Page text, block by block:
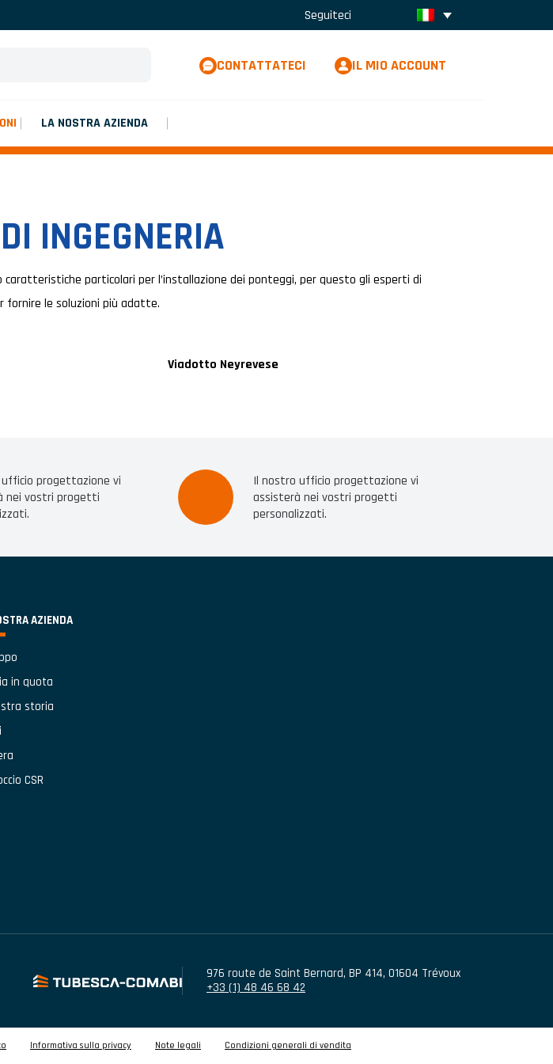
Seguiteci
CONTATTATECI IL MIO ACCOUNT
LA NOSTRA AZIENDA
INGEGNERIA
particolari per l’installazione dei ponteggi, per questo gli esperti di
fornire le soluzioni più adatte.
Viadotto Neyrevese
progettazione vi
nei vostri progetti
Il nostro ufficio progettazione vi
assisterà nei vostri progetti
personalizzati.
AZIENDA
in quota
storia
CSR
976 route de Saint Bernard, BP 414, 01604 Trévoux
+33 (1) 48 46 68 42
Informativa sulla privacy Note legali Condizioni generali di vendita